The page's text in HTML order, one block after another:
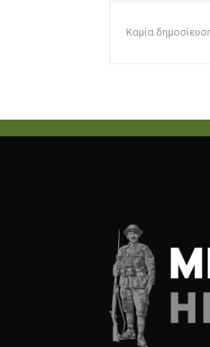
Καμία